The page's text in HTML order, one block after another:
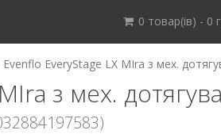
0 товар(ів) - 0
Evenflo EveryStage LX MIra з мех.
з мех.